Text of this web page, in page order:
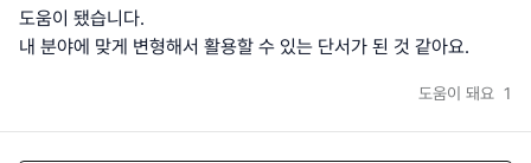
도움이 됐습니다.
내 분야에 맞게 변형해서 활용할 수 있는 단서가 된 것 같아요.
도움이 돼요 1